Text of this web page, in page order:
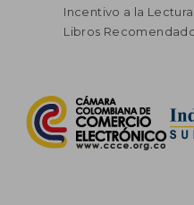
Incentivo a la Lectura
Libros